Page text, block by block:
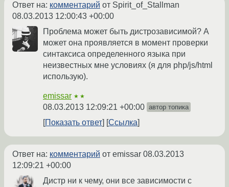
Ответ на: комментарий от Spirit_of_Stallman
08.03.2013 12:00:43 +00:00
Проблема может быть дистрозависимой? А
может она проявляется в момент проверки
синтаксиса определенного языка при
неизвестных мне условиях (я для php/js/html
использую).
emissar ★★
08.03.2013 12:09:21 +00:00 автор топика
Показать ответ Ссылка
Ответ на: комментарий от emissar 08.03.2013
12:09:21 +00:00
Дистр ни к чему, они все зависимости с